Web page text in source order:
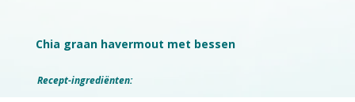
Chia graan havermout met bessen
Recept-ingrediënten: